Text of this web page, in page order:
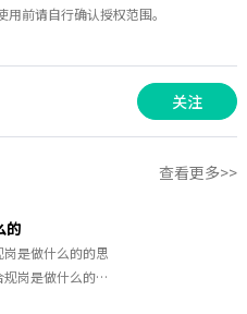
前请自行确认授权范围。
关注
查看更多>>
的
是做什么的的思
岗是做什么的的